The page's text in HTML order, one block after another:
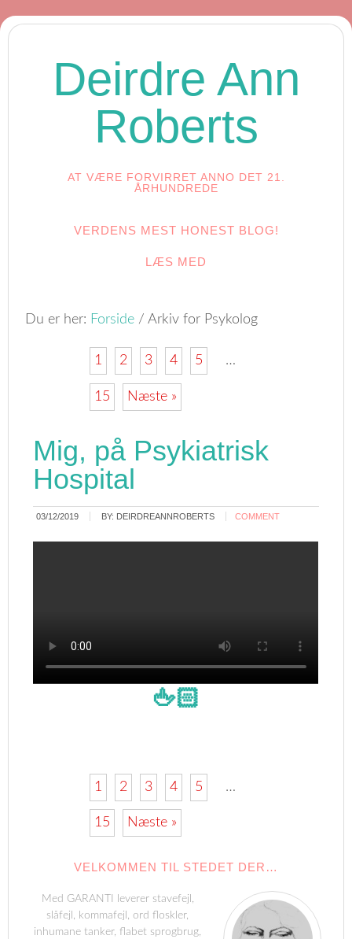
Deirdre Ann
Roberts
AT VÆRE FORVIRRET ANNO DET 21.
ÅRHUNDREDE
VERDENS MEST HONEST BLOG!
LÆS MED
Du er her: Forside / Arkiv for Psykolog
1 2 3 4 5 …
15 Næste »
Mig, på Psykiatrisk
Hospital
03/12/2019 BY: DEIRDREANNROBERTS COMMENT
🖕🏻
1 2 3 4 5 …
15 Næste »
VELKOMMEN TIL STEDET DER…
Med GARANTI leverer stavefejl,
slåfejl, kommafejl, ord floskler,
inhumane tanker, flabet sprogbrug,